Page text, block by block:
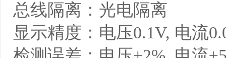
总线隔离：光电隔离
显示精度：电压0.1V, 电流